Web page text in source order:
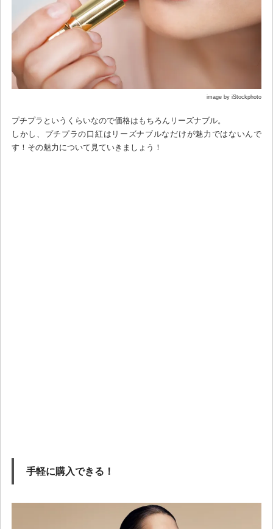
image by iStockphoto
プチプラというくらいなので価格はもちろんリーズナブル。
しかし、プチプラの口紅はリーズナブルなだけが魅力ではないんで
す！その魅力について見ていきましょう！
手軽に購入できる！